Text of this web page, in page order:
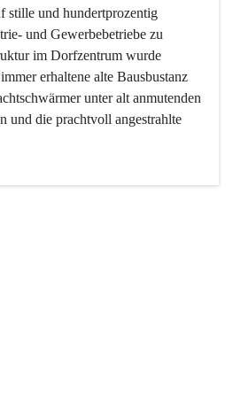
stille und hundertprozentig
und Gewerbebetriebe zu
im Dorfzentrum wurde
erhaltene alte Bausbustanz
unter alt anmutenden
und die prachtvoll angestrahlte
nicht mehr, ist aber integrativer